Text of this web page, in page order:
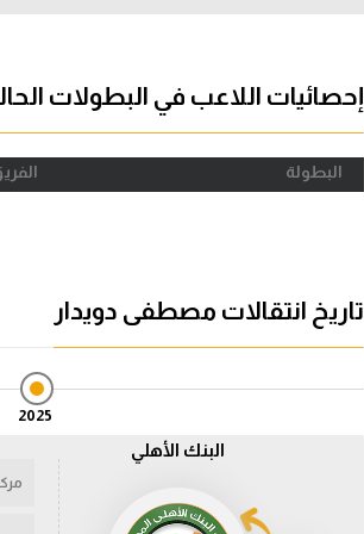
دوري إحصائيات اللاعب في البطولات
البطولة
تاريخ انتقالات مصطفى دويدار
2025
البنك الأهلي